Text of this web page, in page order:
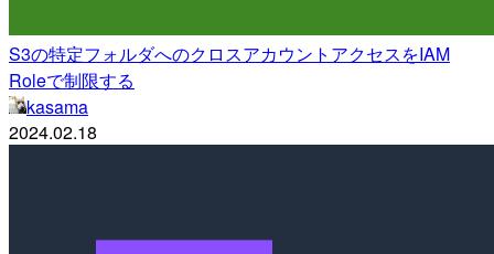
S3の特定フォルダへのクロスアカウントアクセスをIAM
Roleで制限する
kasama
2024.02.18